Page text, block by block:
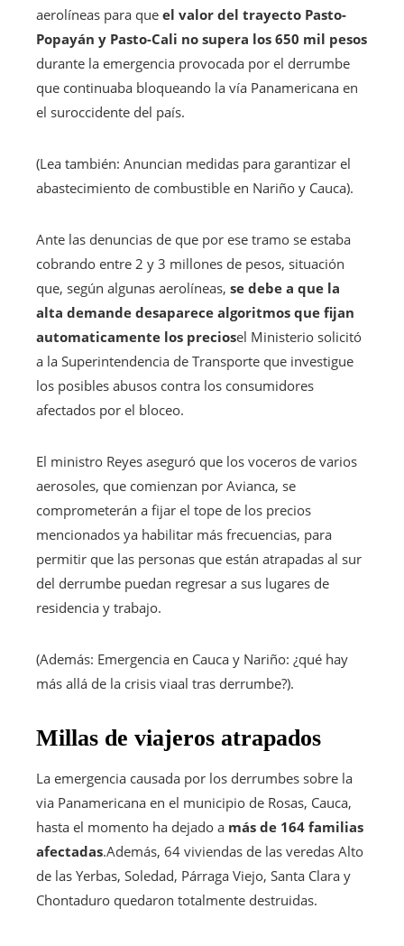
aerolíneas para que el valor del trayecto Pasto-
Popayán y Pasto-Cali no supera los 650 mil pesos
durante la emergencia provocada por el derrumbe
que continuaba bloqueando la vía Panamericana en
el suroccidente del país.
(Lea también: Anuncian medidas para garantizar el
abastecimiento de combustible en Nariño y Cauca).
Ante las denuncias de que por ese tramo se estaba
cobrando entre 2 y 3 millones de pesos, situación
que, según algunas aerolíneas, se debe a que la
alta demande desaparece algoritmos que fijan
automaticamente los preciosel Ministerio solicitó
a la Superintendencia de Transporte que investigue
los posibles abusos contra los consumidores
afectados por el bloceo.
El ministro Reyes aseguró que los voceros de varios
aerosoles, que comienzan por Avianca, se
comprometerán a fijar el tope de los precios
mencionados ya habilitar más frecuencias, para
permitir que las personas que están atrapadas al sur
del derrumbe puedan regresar a sus lugares de
residencia y trabajo.
(Además: Emergencia en Cauca y Nariño: ¿qué hay
más allá de la crisis viaal tras derrumbe?).
Millas de viajeros atrapados
La emergencia causada por los derrumbes sobre la
via Panamericana en el municipio de Rosas, Cauca,
hasta el momento ha dejado a más de 164 familias
afectadas.Además, 64 viviendas de las veredas Alto
de las Yerbas, Soledad, Párraga Viejo, Santa Clara y
Chontaduro quedaron totalmente destruidas.